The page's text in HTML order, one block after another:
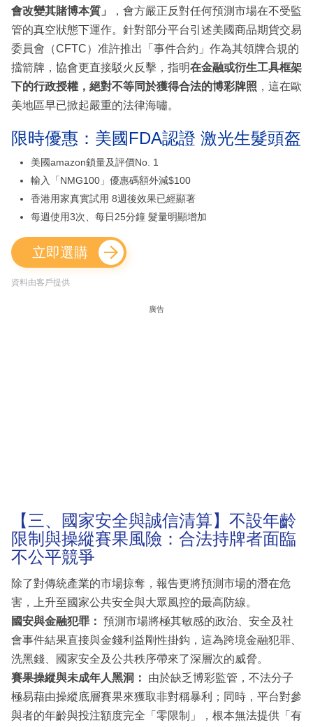
會改變其賭博本質」
，會方嚴正反對任何預測市場在不受監
管的真空狀態下運作。針對部分平台引述美國商品期貨交易
委員會（CFTC）准許推出「事件合約」作為其領牌合規的
擋箭牌，協會更直接駁火反擊，指明在金融或衍生工具框架
下的行政授權，絕對不等同於獲得合法的博彩牌照 ，這在歐
美地區早已掀起嚴重的法律海嘯。
限時優惠：美國FDA認證 激光生髮頭盔
美國amazon鎖量及評價No. 1
輸入「NMG100」優惠碼額外減$100
香港用家真實試用 8週後效果已經顯著
每週使用3次、每日25分鐘 髮量明顯增加
立即選購
資料由客戶提供
廣告
【三、國家安全與誠信清算】不設年齡
限制與操縱賽果風險：合法持牌者面臨
不公平競爭
除了對傳統產業的市場掠奪，報告更將預測市場的潛在危
害，上升至國家公共安全與大眾風控的最高防線。
國安與金融犯罪： 預測市場將極其敏感的政治、安全及社
會事件結果直接與金錢利益剛性掛鈎，這為跨境金融犯罪、
洗黑錢、國家安全及公共秩序帶來了深層次的威脅。
賽果操縱與未成年人黑洞：
由於缺乏博彩監管，不法分子
極易藉由操縱底層賽果來獲取非對稱暴利；同時，平台對參
與者的年齡與投注額度完全「零限制」，根本無法提供「有